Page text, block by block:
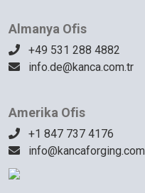
Almanya Ofis
+49 531 288 4882
info.de@kanca.com.tr
Amerika Ofis
+1 847 737 4176
info@kancaforging.com